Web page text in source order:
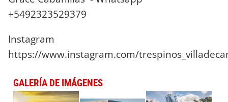
+5492323529379
Instagram
https://www.instagram.com/
GALERÍA DE IMÁGENES